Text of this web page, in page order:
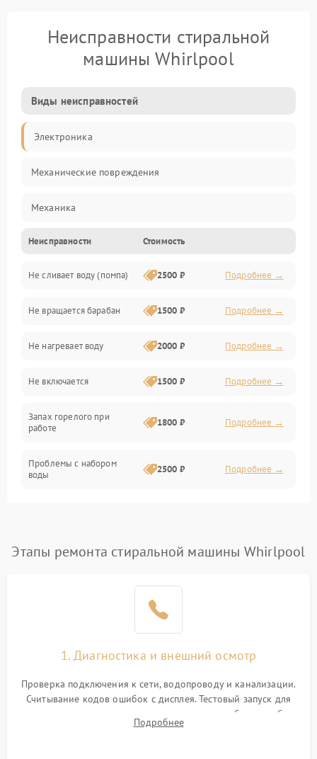
Неисправности стиральной
машины Whirlpool
Виды неисправностей
Электроника
Механические повреждения
Механика
Электропитание
Водоснабжение
Слив
Программное обеспечение
Неисправности Стоимость
Не сливает воду (помпа) 2500 ₽ Подробнее →
Не вращается барабан 1500 ₽ Подробнее →
Не нагревает воду 2000 ₽ Подробнее →
Не включается 1500 ₽ Подробнее →
Запах горелого при
работе
1800 ₽ Подробнее →
Проблемы с набором
воды
2500 ₽ Подробнее →
2200 ₽ Подробнее →
Этапы ремонта стиральной машины Whirlpool
1. Диагностика и внешний осмотр
Проверка подключения к сети, водопроводу и канализации.
Считывание кодов ошибок с дисплея. Тестовый запуск для
выявления посторонних шумов, протечек или сбоев в работе
электронного модуля управления.
Подробнее